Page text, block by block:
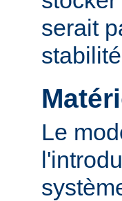
serait
Le